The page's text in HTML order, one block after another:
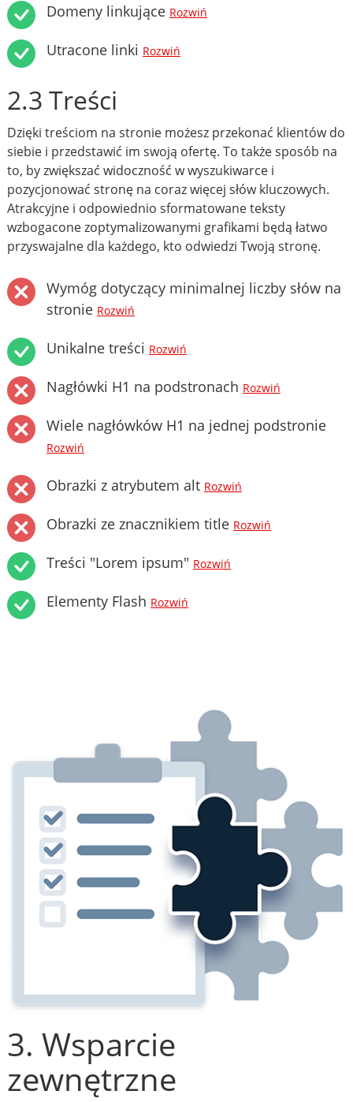
Domeny linkujące Rozwiń
Utracone linki Rozwiń
2.3 Treści
Dzięki treściom na stronie możesz przekonać klientów do
siebie i przedstawić im swoją ofertę. To także sposób na
to, by zwiększać widoczność w wyszukiwarce i
pozycjonować stronę na coraz więcej słów kluczowych.
Atrakcyjne i odpowiednio sformatowane teksty
wzbogacone zoptymalizowanymi grafikami będą łatwo
przyswajalne dla każdego, kto odwiedzi Twoją stronę.
Wymóg dotyczący minimalnej liczby słów na
stronie Rozwiń
Unikalne treści Rozwiń
Nagłówki H1 na podstronach Rozwiń
Wiele nagłówków H1 na jednej podstronie
Rozwiń
Obrazki z atrybutem alt Rozwiń
Obrazki ze znacznikiem title Rozwiń
Treści "Lorem ipsum" Rozwiń
Elementy Flash Rozwiń
3. Wsparcie
zewnętrzne